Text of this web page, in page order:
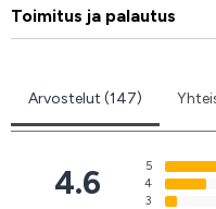
Toimitus ja palautus
Arvostelut (147)
4.6 5
4
3